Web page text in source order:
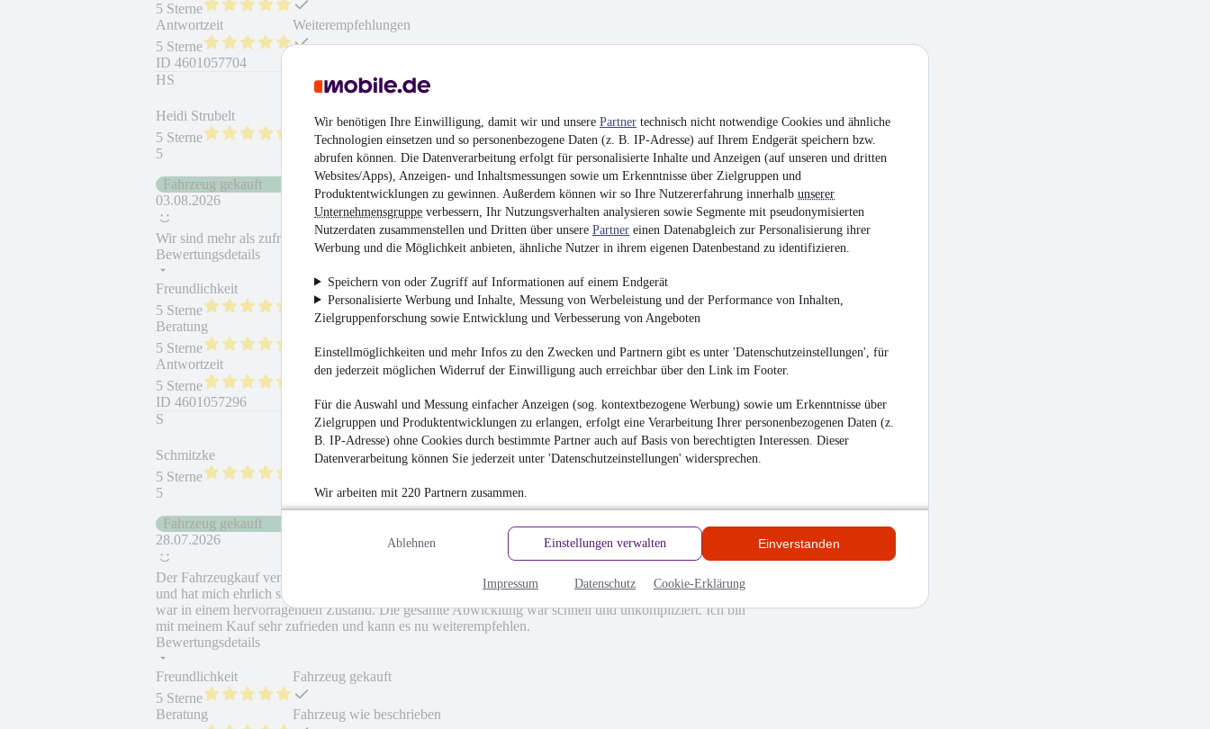
Wir benötigen Ihre Einwilligung, damit wir und unsere Partner technisch nicht notwendige Cookies und ähnliche
Technologien einsetzen und so personenbezogene Daten (z. B. IP-Adresse) auf Ihrem Endgerät speichern bzw.
abrufen können. Die Datenverarbeitung erfolgt für personalisierte Inhalte und Anzeigen (auf unseren und dritten
Websites/Apps), Anzeigen- und Inhaltsmessungen sowie um Erkenntnisse über Zielgruppen und
Produktentwicklungen zu gewinnen. Außerdem können wir so Ihre Nutzererfahrung innerhalb unserer
Unternehmensgruppe verbessern, Ihr Nutzungsverhalten analysieren sowie Segmente mit pseudonymisierten
Nutzerdaten zusammenstellen und Dritten über unsere Partner einen Datenabgleich zur Personalisierung ihrer
Werbung und die Möglichkeit anbieten, ähnliche Nutzer in ihrem eigenen Datenbestand zu identifizieren.
Speichern von oder Zugriff auf Informationen auf einem Endgerät
Personalisierte Werbung und Inhalte, Messung von Werbeleistung und der Performance von Inhalten,
Zielgruppenforschung sowie Entwicklung und Verbesserung von Angeboten
Einstellmöglichkeiten und mehr Infos zu den Zwecken und Partnern gibt es unter 'Datenschutzeinstellungen', für
den jederzeit möglichen Widerruf der Einwilligung auch erreichbar über den Link im Footer.
Für die Auswahl und Messung einfacher Anzeigen (sog. kontextbezogene Werbung) sowie um Erkenntnisse über
Zielgruppen und Produktentwicklungen zu erlangen, erfolgt eine Verarbeitung Ihrer personenbezogenen Daten (z.
B. IP-Adresse) ohne Cookies durch bestimmte Partner auch auf Basis von berechtigten Interessen. Dieser
Datenverarbeitung können Sie jederzeit unter 'Datenschutzeinstellungen' widersprechen.
Wir arbeiten mit 220 Partnern zusammen.
Ablehnen Einstellungen verwalten Einverstanden
Impressum Datenschutz Cookie-Erklärung
5 Sterne
Antwortzeit
5 Sterne
Weiterempfehlungen
ID 4601057704
HS
Heidi Strubelt
5 Sterne
5
Fahrzeug gekauft
03.08.2026
Wir sind mehr als zufrieden und sind überglücklich mit unserem neuen Fahrzeug
Bewertungsdetails
Freundlichkeit
5 Sterne
Beratung
5 Sterne
Antwortzeit
5 Sterne
Fahrzeug gekauft
Fahrzeug wie beschrieben
Weiterempfehlungen
ID 4601057296
S
Schmitzke
5 Sterne
5
Fahrzeug gekauft
28.07.2026
Der Fahrzeugkauf verlief von Anfang bis Ende reibungslos. Herr Güner war sehr freundlich, kompetent
und hat mich ehrlich sowie professionell beraten. Das Fahrzeug entsprach genau der Beschreibung und
war in einem hervorragenden Zustand. Die gesamte Abwicklung war schnell und unkompliziert. Ich bin
mit meinem Kauf sehr zufrieden und kann es nu weiterempfehlen.
Bewertungsdetails
Freundlichkeit
5 Sterne
Beratung
Fahrzeug gekauft
Fahrzeug wie beschrieben